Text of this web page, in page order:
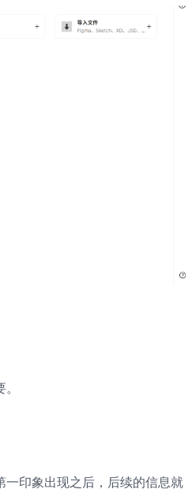
一印象出现之后，后续的信息就